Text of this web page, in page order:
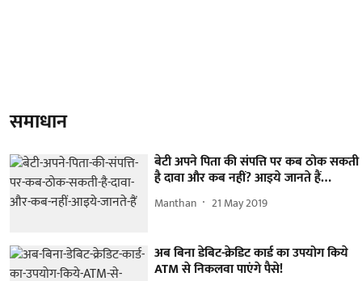
समाधान
बेटी अपने पिता की संपत्ति पर कब ठोक सकती
है दावा और कब नहीं? आइये जानते हैं…
Manthan 21 May 2019
अब बिना डेबिट-क्रेडिट कार्ड का उपयोग किये
ATM से निकलवा पाएंगे पैसे!